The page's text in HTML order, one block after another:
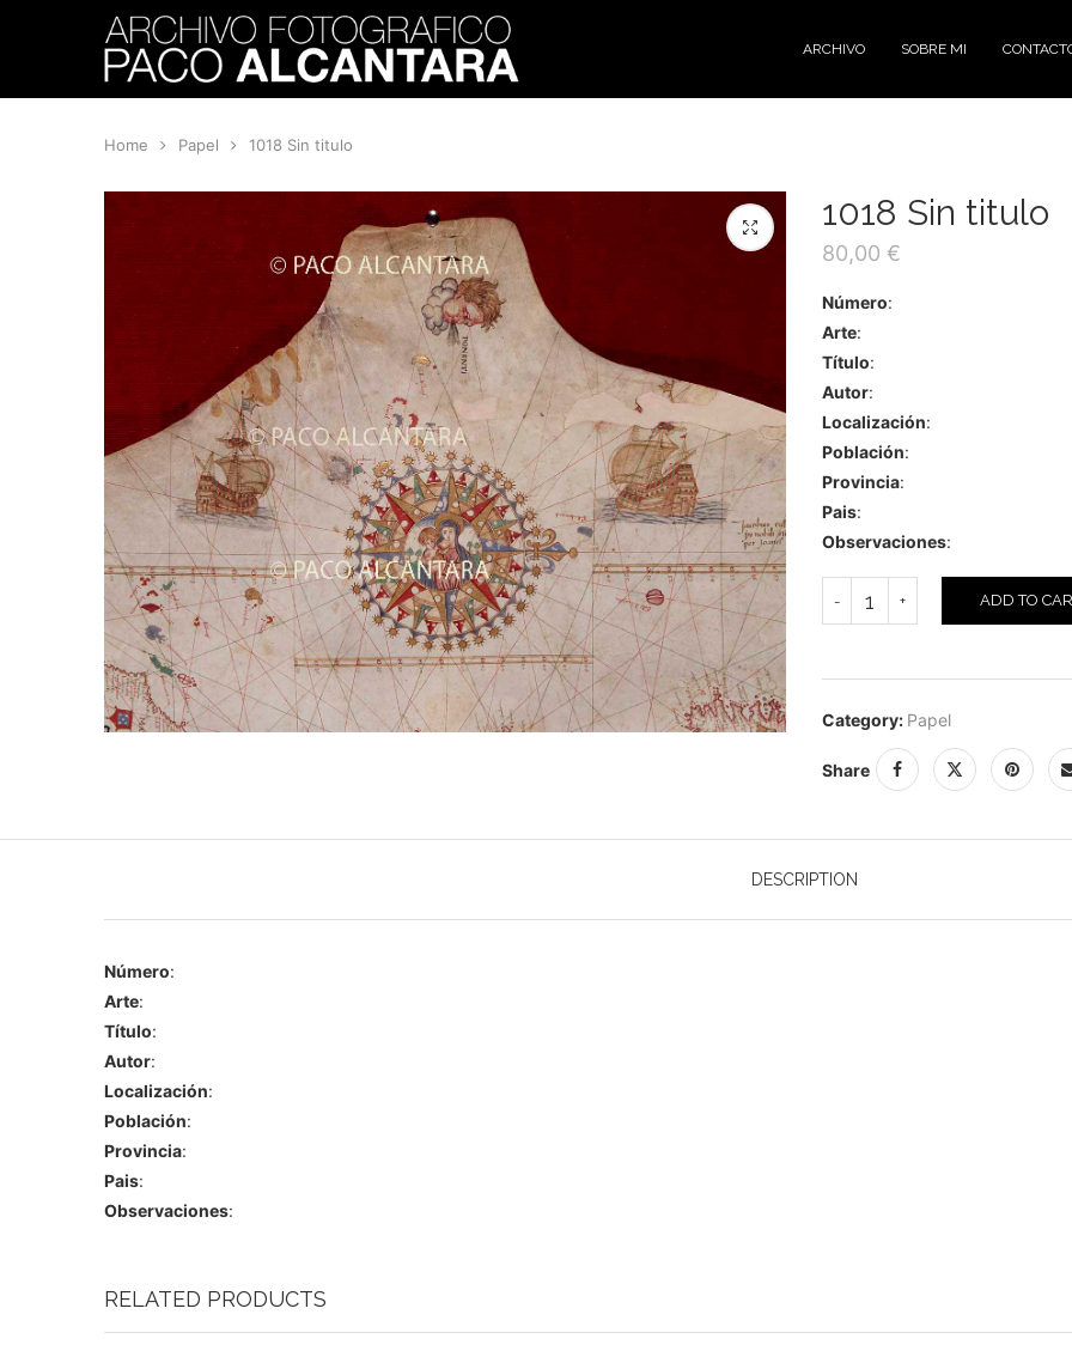
ARCHIVO SOBRE MI
Home Papel 1018 Sin titulo
1018 Sin titulo
80,00 €
Número:
Arte:
Título:
Autor:
Localización:
Población:
Provincia:
Pais:
Observaciones:
ADD TO
Category: Papel
Share
DESCRIPTION
Número:
Arte:
Título:
Autor:
Localización:
Población:
Provincia:
Pais:
Observaciones:
RELATED PRODUCTS